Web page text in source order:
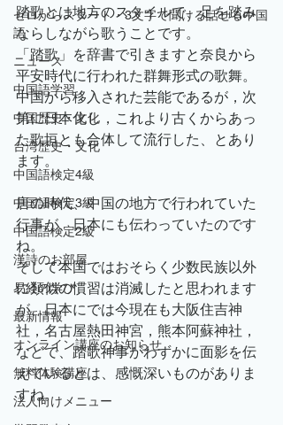
ゼロからスタート・3文字で聞ける話せる中国
語
ニュース
中国語学習
中国歴史・文化
台湾歴史・文化
中国語検定4級
中国語検定3級
中国語検定2級
漢詩のお部屋
易経の学び
最新情報
オンライン講座のお知らせ
無料体験講座
法人向けメニュー
踏歌とは地方のスタイルで、足を踏み
ならしながら歌うことです。
「踏歌」を辞書で引きますと奈良から
平安時代に行われた群舞形式の歌舞。
中国から移入された芸能であるが，次
第に日本化し，これより古くからあっ
た歌垣とも合体して流行した、とあり
ます。
唐の時代、中国の地方で行われていた
行事が、日本にも伝わっていたのです
ね。
そして本国ではおそらく少数民族以外
に類似の慣習は消滅したと思われます
が、日本にでは今現在も大阪住吉神
社，名古屋熱田神宮，熊本阿蘇神社，
などで、踏歌神事がわずかに面影を伝
えているとは、感慨深いものがありま
すね。